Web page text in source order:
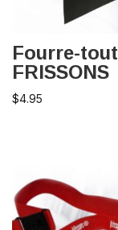
Fourre-tout
FRISSONS
$4.95